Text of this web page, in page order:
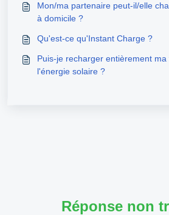
Mon/ma partenaire peut-il/elle
à domicile ?
Qu'est-ce qu'Instant Charge ?
Puis-je recharger entièrement
l'énergie solaire ?
Réponse non